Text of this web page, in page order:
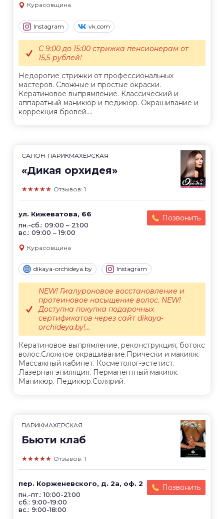
Курасовщина
Instagram vk.com
Недорогие стрижки от профессиональных
мастеров. Сложные и простые окраски.
Кератиновое выпрямление. Классический и
аппаратный маникюр и педикюр. Окрашивание и
коррекция бровей....
С 9:00 до 15:00 стрижка пенсионерам от
15,5 рублей!
САЛОН-ПАРИКМАХЕРСКАЯ
«Дикая орхидея»
★★★★★ Отзывов: 1
ул. Кижеватова, 66
пн.-сб.: 09:00 – 21:00
вс.: 09:00 – 19:00
Позвонить
Курасовщина
dikaya-orchideya.by Instagram
Кератиновое выпрямление, реконструкция, ботокс
волос.Сложное окрашивание.Прически и макияж.
Массажный кабинет. Косметолог-эстетист.
Лазерная эпиляция. Перманентный макияж.
Маникюр. Педикюр.Солярий.
NEW! Гиалуроновое восстановление и
протеиновое насыщение волос. NEW!
Доступна покупка подарочных
сертификатов через сайт dikaya-
orchideya.by!...
ПАРИКМАХЕРСКАЯ
Бьюти клаб
★★★★★ Отзывов: 1
пер. Корженевского, д. 2а, оф. 2
пн.-пт.: 10:00-21:00
сб.: 9:00-19:00
вс.: 9:00-18:00
Позвонить